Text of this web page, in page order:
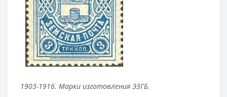
1903-1916. Марки изготовления ЭЗГБ.